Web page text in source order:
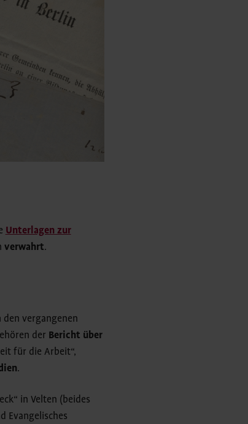
Unterlagen zur
verwahrt.
den vergangenen
der Bericht über
für die Arbeit“,
.
in Velten (beides
Evangelisches